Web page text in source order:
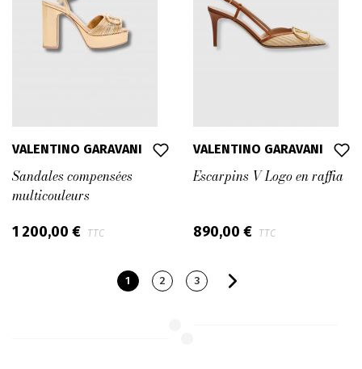
VALENTINO GARAVANI
Sandales compensées
multicouleurs
1 200,00 € TTC
VALENTINO GARAVANI
Escarpins V Logo en raffia
890,00 € TTC
1 2 3